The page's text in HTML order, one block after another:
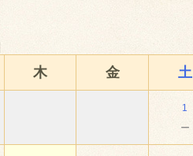
木 金 土
1
－